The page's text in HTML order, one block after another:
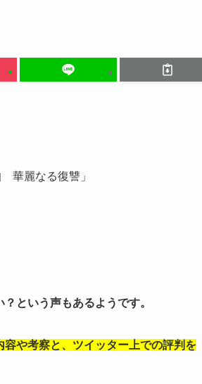
華麗なる復讐」
という声もあるようです。
や考察と、ツイッター上での評判を